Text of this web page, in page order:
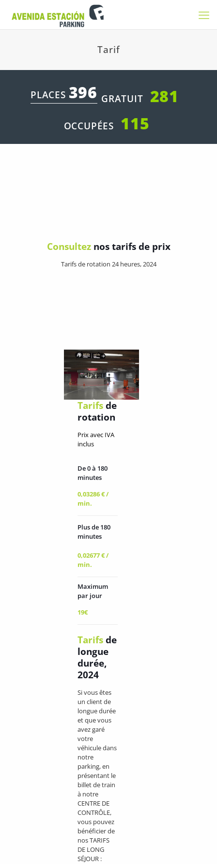
Tarif
PLACES 396 GRATUIT 281
OCCUPÉES 115
Consulteznos tarifs de prix
Tarifs de rotation 24 heures, 2024
Tarifsde
rotation
Prix avec IVA
inclus
De 0 à 180
minutes
0,03286 € /
min.
Plus de 180
minutes
0,02677 € /
min.
Maximum
par jour
19€
Tarifsde
longue
durée,
2024
Si vous êtes
un client de
longue durée
et que vous
avez garé
votre
véhicule dans
notre
parking, en
présentant le
billet de train
à notre
CENTRE DE
CONTRÔLE,
vous pouvez
bénéficier de
nos TARIFS
DE LONG
SÉJOUR :